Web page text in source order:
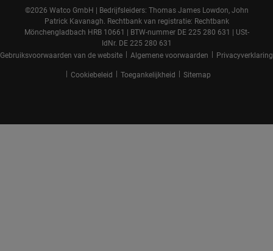
©2026 Watco GmbH | Bedrijfsleiders: Thomas James Lowdon, John
Patrick Kavanagh. Rechtbank van registratie: Rechtbank
Mönchengladbach HRB 10661 | BTW-nummer DE 225 280 631 | USt-
IdNr. DE 225 280 631
Gebruiksvoorwaarden van de website | Algemene voorwaarden | Privacyverklaring
| Cookiebeleid | Toegankelijkheid | Sitemap